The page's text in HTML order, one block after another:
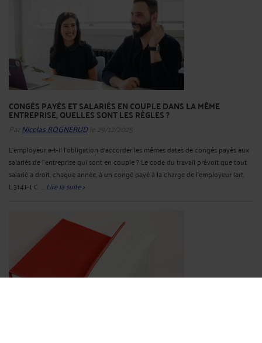
CONGÉS PAYÉS ET SALARIÉS EN COUPLE DANS LA MÊME
ENTREPRISE, QUELLES SONT LES RÈGLES ?
Par Nicolas ROGNERUDle 29/12/2025
L’employeur a-t-il l’obligation d’accorder les mêmes dates de congés payés aux
salariés de l’entreprise qui sont en couple ? Le code du travail prévoit que tout
salarié a droit, chaque année, à un congé payé à la charge de l’employeur (art.
L.3141-1 C. ... Lire la suite >